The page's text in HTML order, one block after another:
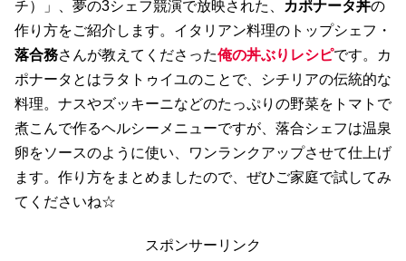
チ）」、夢の3シェフ競演で放映された、
カポナータ丼の
作り方をご紹介します。イタリアン料理のトップシェフ・
落合務さんが教えてくださった俺の丼ぶりレシピです。カ
ポナータとはラタトゥイユのことで、シチリアの伝統的な
料理。ナスやズッキーニなどのたっぷりの野菜をトマトで
煮こんで作るヘルシーメニューですが、落合シェフは温泉
卵をソースのように使い、ワンランクアップさせて仕上げ
ます。作り方をまとめましたので、ぜひご家庭で試してみ
てくださいね☆
スポンサーリンク